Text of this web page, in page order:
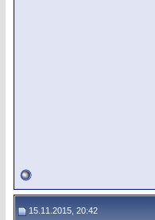
15.11.2015, 20:42